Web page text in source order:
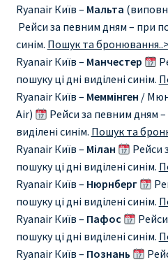
КУПИТЬ АВИАБИЛЕТЫ
Милан
Париж
ПРАВИЛА РЕГИСТРАЦИИ
ПРИЛОЖЕНИЕ RYANAIR НА
ПРОВОЗ БАГАЖА RYANAIR –
РАЙАНЭЙР НА РУССКОМ |
Ryanair Київ – Мальта
Рейси за певним дням – при
синім. Пошук та
Ryanair Київ – Манчестер
пошуку ці дні виділені синім.
Ryanair Київ – Меммінген /
Air)
Рейси за певним дням –
виділені синім. Пошук та
Ryanair Київ – Мілан
Рейси
пошуку ці дні виділені синім.
Ryanair Київ – Нюрнберг
пошуку ці дні виділені синім.
Ryanair Київ – Пафос
пошуку ці дні виділені синім.
Ryanair Київ – Познань